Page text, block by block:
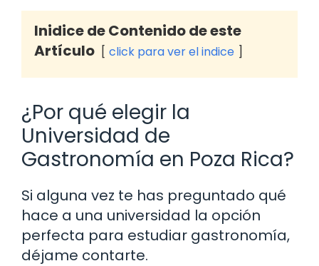
Inidice de Contenido de este
Artículo
click para ver el indice
¿Por qué elegir la
Universidad de
Gastronomía en Poza Rica?
Si alguna vez te has preguntado qué
hace a una universidad la opción
perfecta para estudiar gastronomía,
déjame contarte.